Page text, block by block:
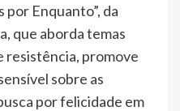
por Enquanto”, da
que aborda temas
resistência, promove
sobre as
por felicidade em